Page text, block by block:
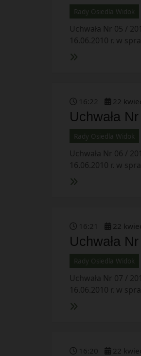
Rady Osiedla Widok
Uchwała Nr 05 /
16.06.2010 r. w
16 22 22
Uchwała
Rady Osiedla Widok
Uchwała Nr 06 /
16.06.2010 r. w
16 21 22
Uchwała
Rady Osiedla Widok
Uchwała Nr 07 /
16.06.2010 r. w
16 20 22